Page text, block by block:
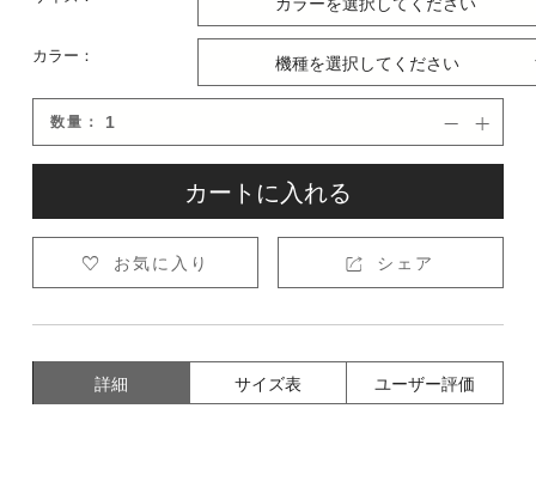
カラー：
数量： 

カートに入れる
 お気に入り  シェア
詳細 サイズ表 ユーザー評価